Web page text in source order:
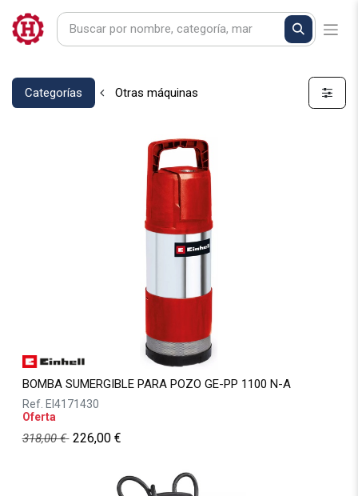
Categorías Otras máquinas
BOMBA SUMERGIBLE PARA POZO GE-PP 1100 N-A
Ref. EI4171430
Oferta
318,00€ 226,00€